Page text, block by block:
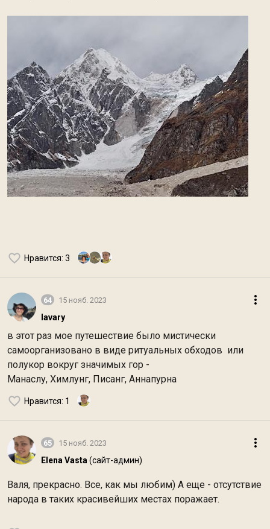
Нравится: 3
64 15 нояб. 2023
lavary
в этот раз мое путешествие было мистически
самоорганизовано в виде ритуальных обходов или
полукор вокруг значимых гор -
Манаслу, Химлунг, Писанг, Аннапурна
Нравится: 1
65 15 нояб. 2023
Elena Vasta (сайт-админ)
Валя, прекрасно. Все, как мы любим) А еще - отсутствие
народа в таких красивейших местах поражает.